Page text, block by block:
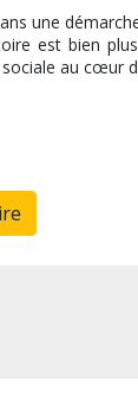
une
est bien
au cœur